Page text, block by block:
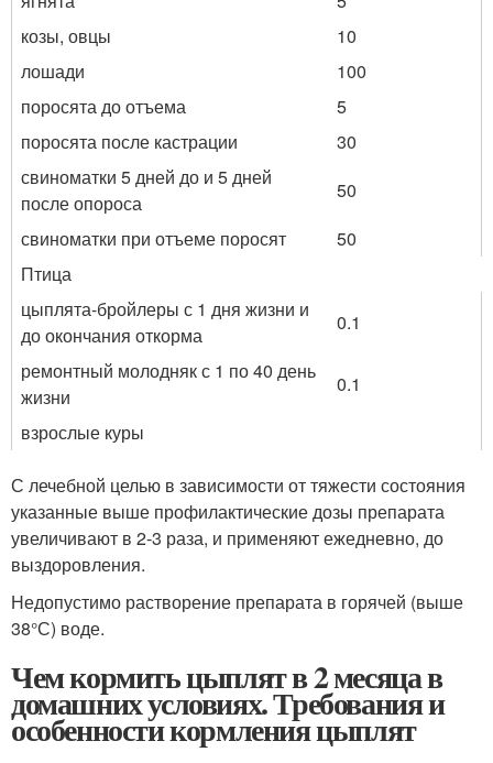
козы, овцы
10
лошади
100
поросята до отъема
5
поросята после кастрации
30
свиноматки 5 дней до и 5 дней
после опороса
50
свиноматки при отъеме поросят
50
Птица
цыплята-бройлеры с 1 дня жизни и
до окончания откорма
0.1
ремонтный молодняк с 1 по 40 день
жизни
0.1
взрослые куры
С лечебной целью в зависимости от тяжести состояния
указанные выше профилактические дозы препарата
увеличивают в 2-3 раза, и применяют ежедневно, до
выздоровления.
Недопустимо растворение препарата в горячей (выше
38°С) воде.
Чем кормить цыплят в 2 месяца в
домашних условиях. Требования и
особенности кормления цыплят